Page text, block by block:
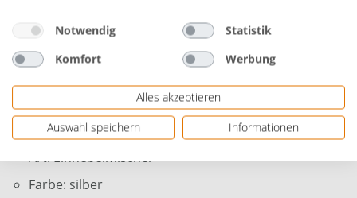
Anschluss: Hochdruck
Höhe: 15 cm
Oberfläche: verchromt
Art: Einhebelmischer
Farbe: silber
Notwendig
Statistik
Komfort
Werbung
Alles akzeptieren
Auswahl speichern
Informationen